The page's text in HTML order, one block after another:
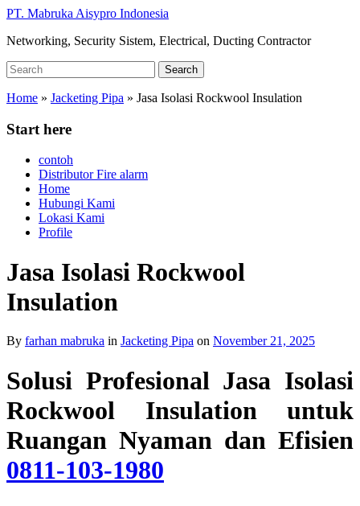
Skip
main
PT. Mabruka Aisypro Indonesia
Networking, Security Sistem, Electrical, Ducting Contractor
Search
for:
Search
Home » Jacketing Pipa » Jasa Isolasi Rockwool Insulation
Start here
contoh
Distributor Fire alarm
Home
Hubungi Kami
Lokasi Kami
Profile
Jasa Isolasi Rockwool
Insulation
By farhan mabruka in Jacketing Pipa on November 21, 2025
Solusi Profesional Jasa Isolasi
Rockwool Insulation untuk
Ruangan Nyaman dan Efisien
0811-103-1980